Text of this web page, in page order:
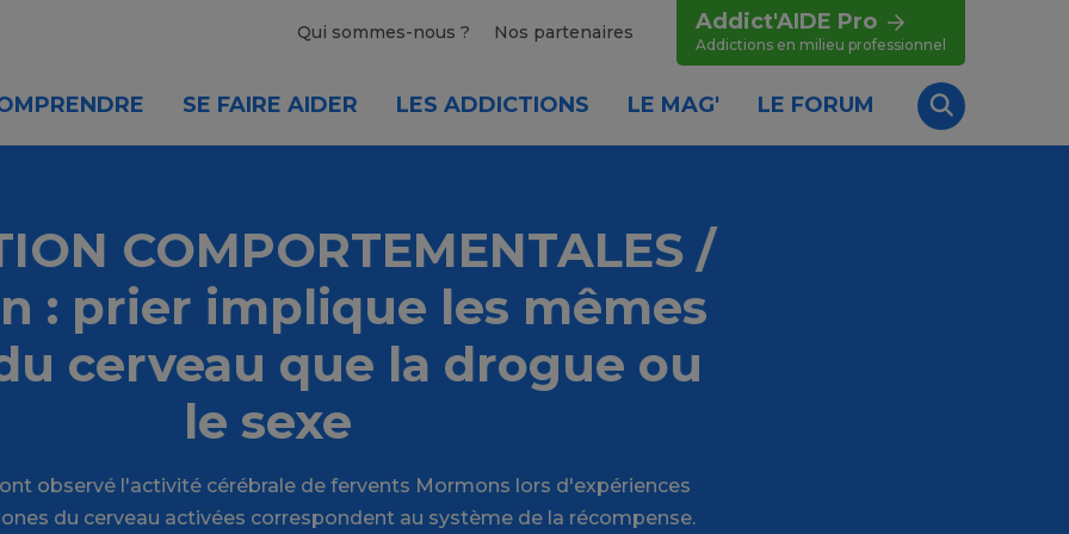
Qui sommes-nous ? Nos partenaires Addict'AIDE Pro
Addictions en milieu professionnel
SE FAIRE AIDER LES ADDICTIONS LE MAG' LE FORUM
Recherche
COMPORTEMENTALES /
: prier implique les mêmes
cerveau que la drogue ou
le sexe
observé l'activité cérébrale de fervents Mormons lors d'expériences
du cerveau activées correspondent au système de la récompense.